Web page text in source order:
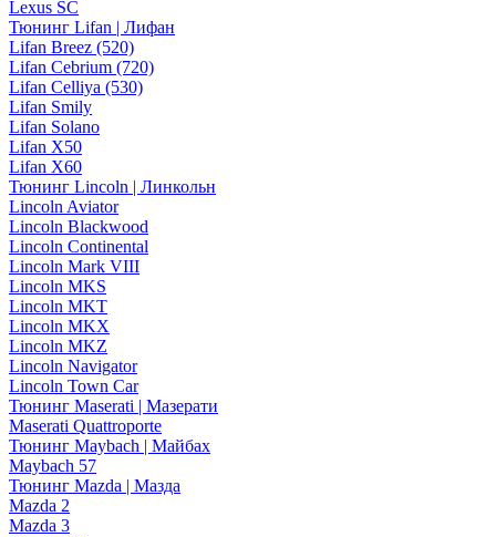
Lexus SC
Тюнинг Lifan | Лифан
Lifan Breez (520)
Lifan Cebrium (720)
Lifan Celliya (530)
Lifan Smily
Lifan Solano
Lifan X50
Lifan X60
Тюнинг Lincoln | Линкольн
Lincoln Aviator
Lincoln Blackwood
Lincoln Continental
Lincoln Mark VIII
Lincoln MKS
Lincoln MKT
Lincoln MKX
Lincoln MKZ
Lincoln Navigator
Lincoln Town Car
Тюнинг Maserati | Мазерати
Maserati Quattroporte
Тюнинг Maybach | Майбах
Maybach 57
Тюнинг Mazda | Мазда
Mazda 2
Mazda 3